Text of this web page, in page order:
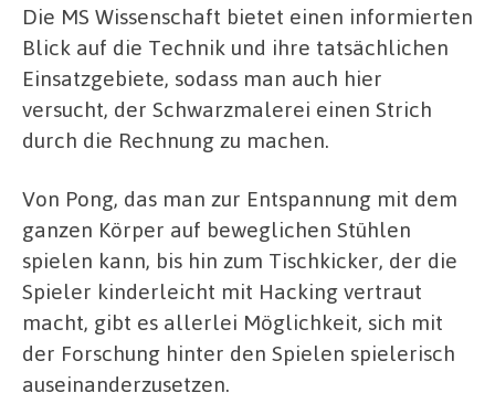
Die MS Wissenschaft bietet einen informierten
Blick auf die Technik und ihre tatsächlichen
Einsatzgebiete, sodass man auch hier
versucht, der Schwarzmalerei einen Strich
durch die Rechnung zu machen.
Von Pong, das man zur Entspannung mit dem
ganzen Körper auf beweglichen Stühlen
spielen kann, bis hin zum Tischkicker, der die
Spieler kinderleicht mit Hacking vertraut
macht, gibt es allerlei Möglichkeit, sich mit
der Forschung hinter den Spielen spielerisch
auseinanderzusetzen.